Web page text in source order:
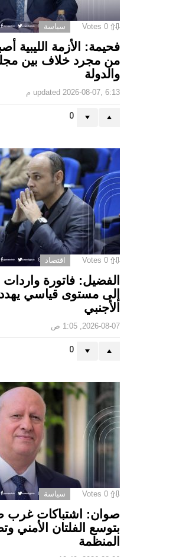
0
Votes سياسة
فحيمة: الأزمة الليبية
من مجرد خلاف بين
والدولة
updated 2026-08-07, 6:13 م
0
0
Votes اقتصاد
الفضيل: فاتورة
إلى مستوى قياسي يهدد
الأجنبي
2026-08-07, 1:05 ص
0
0
Votes سياسة
صوان: اشتباكات غرب
بتوسع الفلتان الأمني
المنظمة